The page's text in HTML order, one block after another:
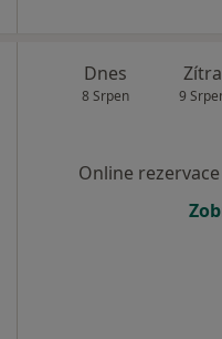
Dnes
8 Srpen
Zítra
9
Online